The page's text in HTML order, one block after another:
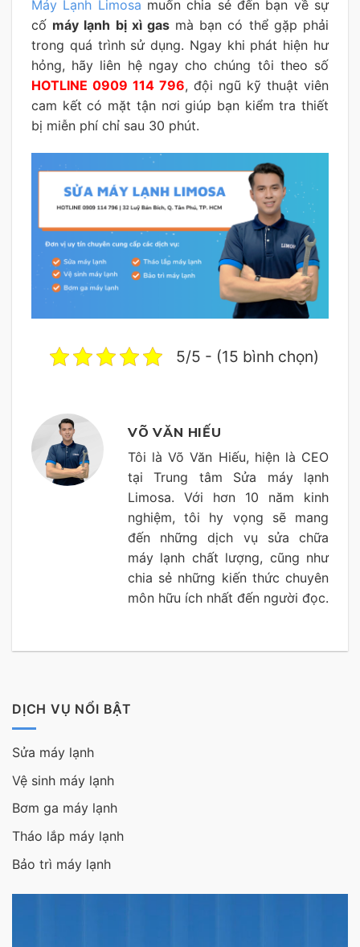
Máy Lạnh Limosa muốn chia sẻ đến bạn về sự
cố máy lạnh bị xì gasmà bạn có thể gặp phải
trong quá trình sử dụng. Ngay khi phát hiện hư
hỏng, hãy liên hệ ngay cho chúng tôi theo số
HOTLINE 0909 114 796, đội ngũ kỹ thuật viên
cam kết có mặt tận nơi giúp bạn kiểm tra thiết
bị miễn phí chỉ sau 30 phút.
5/5 - (15 bình chọn)
VÕ VĂN HIẾU
Tôi là Võ Văn Hiếu, hiện là CEO
tại Trung tâm Sửa máy lạnh
Limosa. Với hơn 10 năm kinh
nghiệm, tôi hy vọng sẽ mang
đến những dịch vụ sửa chữa
máy lạnh chất lượng, cũng như
chia sẻ những kiến thức chuyên
môn hữu ích nhất đến người đọc.
DỊCH VỤ NỔI BẬT
Sửa máy lạnh
Vệ sinh máy lạnh
Bơm ga máy lạnh
Tháo lắp máy lạnh
Bảo trì máy lạnh